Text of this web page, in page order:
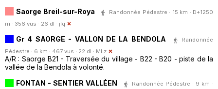
Saorge Breil-sur-Roya
Randonnée Pédestre · 15 km · D+1250
m · 356 vus · 26 dl · jlq
Gr 4 SAORGE - VALLON DE LA BENDOLA
Randonnée
Pédestre · 6 km · 467 vus · 22 dl · MLz
A/R : Saorge B21 - Traversée du village - B22 - B20 - piste de la
vallée de la Bendola à volonté.
FONTAN - SENTIER VALLÉEN
Randonnée Pédestre · 9 km ·